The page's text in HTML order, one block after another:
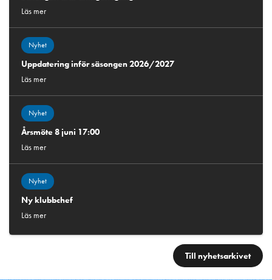
Läs mer
Nyhet
Uppdatering inför säsongen 2026/2027
Läs mer
Nyhet
Årsmöte 8 juni 17:00
Läs mer
Nyhet
Ny klubbchef
Läs mer
Till nyhetsarkivet